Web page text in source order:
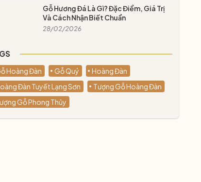
Gỗ Hương Đá Là Gì? Đặc Điểm, Giá Trị
Và Cách Nhận Biết Chuẩn
28/02/2026
Hoàng Đàn Gỗ Quý
Hoàng Đàn
Đàn Tuyết Lạng Sơn
Tượng Gỗ Hoàng Đàn
Gỗ Phong Thủy